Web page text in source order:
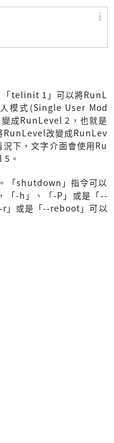
「telinit 1」可以將RunL
模式(Single User Mod
成RunLevel 2，也就是
RunLevel改變成RunLev
下，文字介面會使用Ru
。
「shutdown」指令可以
「-h」、「-P」或是「--
」或是「--reboot」可以